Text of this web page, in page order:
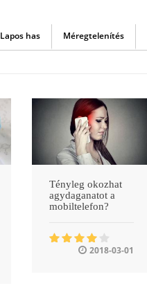
Lapos has Méregtelenítés
Tényleg okozhat
agydaganatot a
mobiltelefon?
2018-03-01